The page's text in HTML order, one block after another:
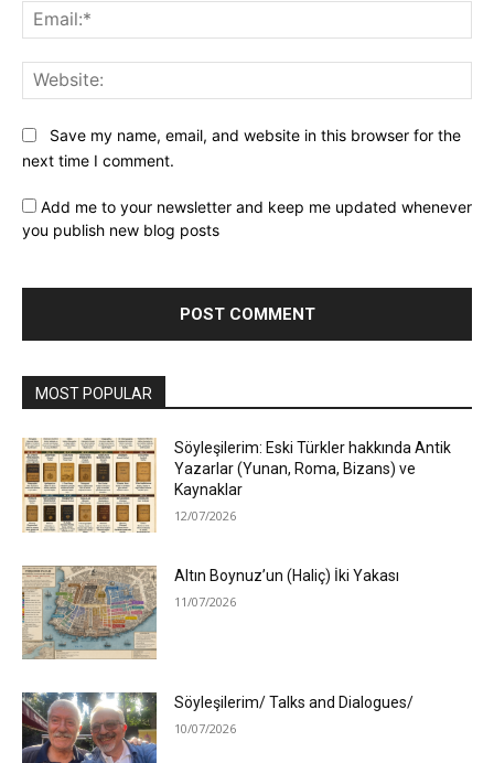
Save my name, email, and website in this browser for the
next time I comment.
Add me to your newsletter and keep me updated whenever
you publish new blog posts
MOST POPULAR
Söyleşilerim: Eski Türkler hakkında Antik
Yazarlar (Yunan, Roma, Bizans) ve
Kaynaklar
12/07/2026
Altın Boynuz’un (Haliç) İki Yakası
11/07/2026
Söyleşilerim/ Talks and Dialogues/
10/07/2026